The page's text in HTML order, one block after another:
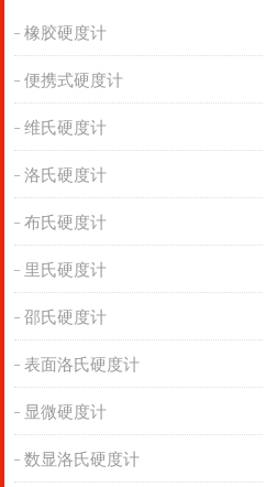
橡胶硬度计
便携式硬度计
维氏硬度计
洛氏硬度计
布氏硬度计
里氏硬度计
邵氏硬度计
表面洛氏硬度计
显微硬度计
数显洛氏硬度计